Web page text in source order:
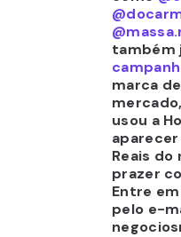
também
marca
usou a
Reais do
prazer
Entre
pelo e-